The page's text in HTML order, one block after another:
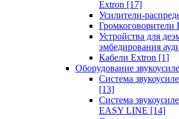
Extron [17]
Усилители-
Громкоговорители
Устройства для
эмбедирования
Кабели Extron [1]
Оборудование
Система
[13]
Система
EASY LINE [14]